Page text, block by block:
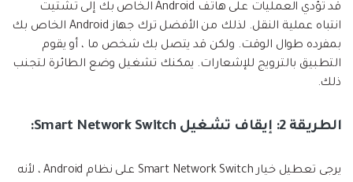
قد تؤدي العمليات على هاتف Android الخاص بك إلى تشتيت
انتباه عملية النقل. لذلك من الأفضل ترك جهاز Android الخاص بك
بمفرده طوال الوقت. ولكن قد يتصل بك شخص ما ، أو يقوم
التطبيق بالترويج للإشعارات. يمكنك تشغيل وضع الطائرة لتجنب
ذلك.
الطريقة 2: إيقاف تشغيل Smart Network Switch:
يرجى تعطيل خيار Smart Network Switch على نظام Android ، لأنه